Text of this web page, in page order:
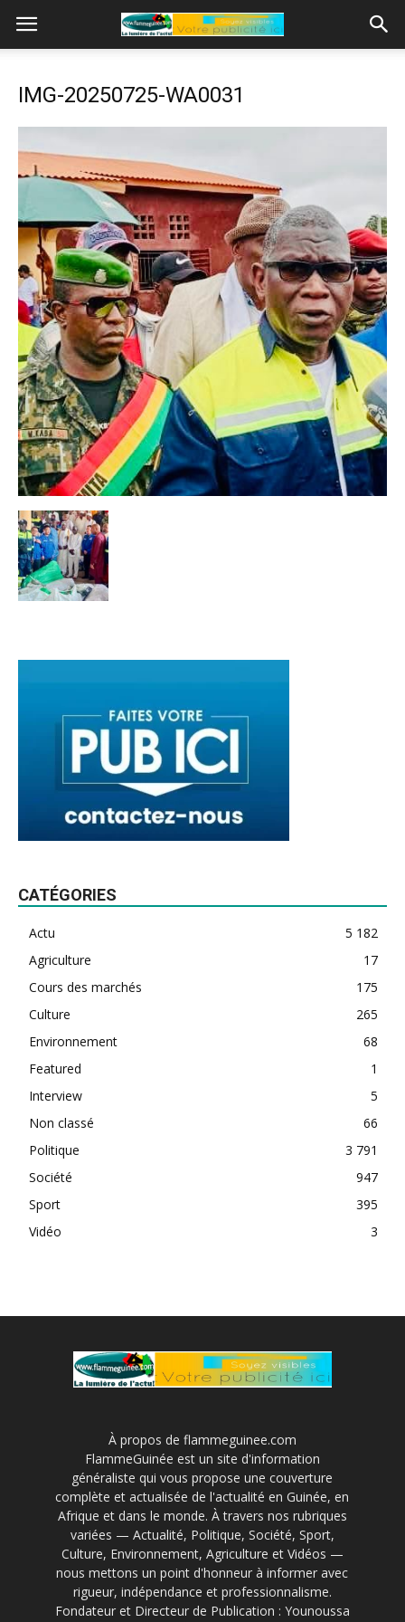
IMG-20250725-WA0031
CATÉGORIES
Actu
5 182
Agriculture
17
Cours des marchés
175
Culture
265
Environnement
68
Featured
1
Interview
5
Non classé
66
Politique
3 791
Société
947
Sport
395
Vidéo
3
À propos de flammeguinee.com
FlammeGuinée est un site d'information
généraliste qui vous propose une couverture
complète et actualisée de l'actualité en Guinée, en
Afrique et dans le monde. À travers nos rubriques
variées — Actualité, Politique, Société, Sport,
Culture, Environnement, Agriculture et Vidéos —
nous mettons un point d'honneur à informer avec
rigueur, indépendance et professionnalisme.
Fondateur et Directeur de Publication : Younoussa